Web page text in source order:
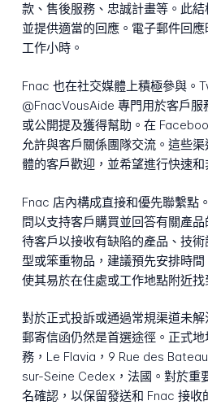
款、售後服務、忠誠計畫等。此
並提供適當的回應。電子郵件回
工作小時。
Fnac 也在社交媒體上積極參與。
@FnacVousAide 專門用於客戶
或公開提及獲得幫助。在
允許與客戶關係團隊交流。這些
體的客戶歡迎，並希望進行快速和
Fnac 店內構成直接和優先聯繫點
問以支持客戶購買並回答有關產
待客戶以接收有缺陷的產品、技
型或笨重物品，建議預先安排時
使其易於在住處或工作地點附近找
對於正式投訴或通過常規渠道未
郵寄信函仍然是首選途徑。正式
務，Le Flavia，9 Rue des
sur-Seine Cedex，法國。對於重
名確認，以保留發送和 Fnac 接收